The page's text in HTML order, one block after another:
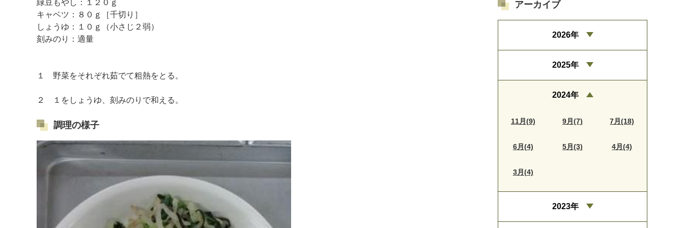
緑豆もやし：１２０ｇ
キャベツ：８０ｇ［千切り］
しょうゆ：１０ｇ（小さじ２弱）
刻みのり：適量
１ 野菜をそれぞれ茹でて粗熱をとる。
２ １をしょうゆ、刻みのりで和える。
調理の様子
アーカイブ
2026年
2025年
2024年
11月(9) 9月(7) 7月(18)
6月(4) 5月(3) 4月(4)
3月(4)
2023年